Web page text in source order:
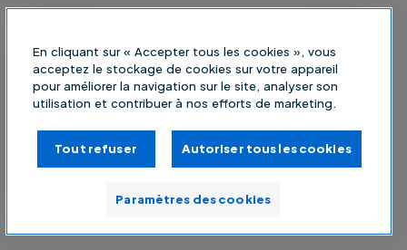
En cliquant sur « Accepter tous les cookies », vous
acceptez le stockage de cookies sur votre appareil
pour améliorer la navigation sur le site, analyser son
utilisation et contribuer à nos efforts de marketing.
Tout refuser Autoriser tous les cookies
Paramètres des cookies